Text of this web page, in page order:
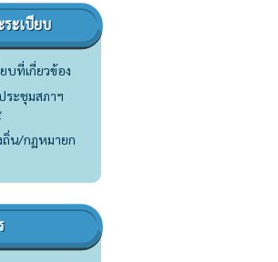
ะเบียบ
บที่เกี่ยวข้อง
ระชุมสภาฯ
น/กฏหมายก